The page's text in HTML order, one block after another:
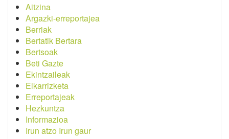
Aitzina
Argazki-erreportajea
Berriak
Bertatik Bertara
Bertsoak
Beti Gazte
Ekintzaileak
Elkarrizketa
Erreportajeak
Hezkuntza
Informazioa
Irun atzo Irun gaur